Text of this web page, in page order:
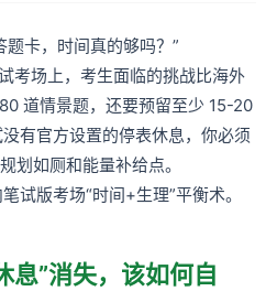
卡，时间真的够吗？”
考场上，考生面临的挑战比海外
道情景题，还要预留至少 15-20
有官方设置的停表休息，你必须
划如厕和能量补给点。
试版考场“时间+生理”平衡术。
息”消失，该如何自